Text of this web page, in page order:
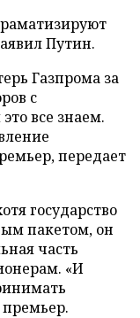
Путин.
Газпрома за
с
все знаем.
передает
государство
пакетом, он
часть
«И
премьер.